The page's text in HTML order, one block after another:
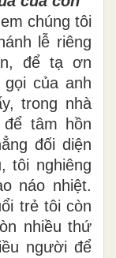
chúng tôi
lễ riêng
để tạ ơn
của anh
trong nhà
tâm hồn
đối diện
tôi nghiêng
náo nhiệt.
trẻ tôi còn
nhiều thứ
người để